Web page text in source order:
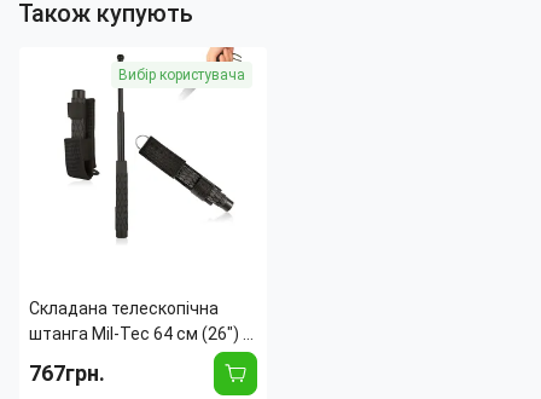
Також купують
Вибір користувача
Складана телескопічна
штанга Mil-Tec 64 см (26") —
складаний телескопічний
інструмент, TPE-ручка,
767грн.